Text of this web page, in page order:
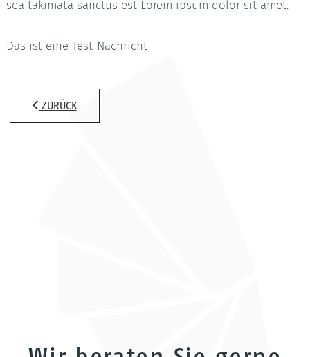
sea takimata sanctus est Lorem ipsum dolor sit amet.
Das ist eine Test-Nachricht
ZURÜCK